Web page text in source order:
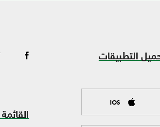
التطبيقات
IOS